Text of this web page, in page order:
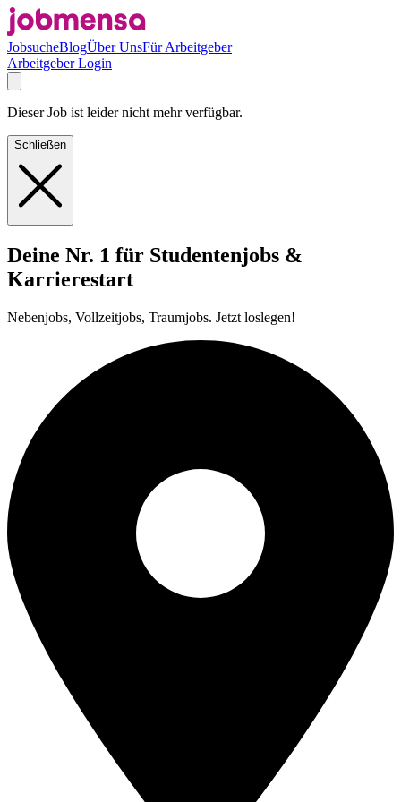
JobsucheBlogÜber UnsFür Arbeitgeber
Arbeitgeber Login
Dieser Job ist leider nicht mehr verfügbar.
Schließen
Deine Nr. 1 für Studentenjobs &
Karrierestart
Nebenjobs, Vollzeitjobs, Traumjobs. Jetzt loslegen!